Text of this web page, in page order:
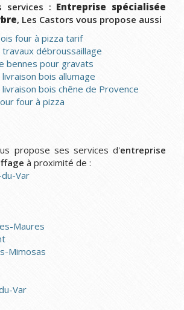
services : Entreprise spécialisée
, Les Castors vous propose aussi
four à pizza tarif
débroussaillage
bennes pour gravats
bois allumage
bois chêne de Provence
four à pizza
propose ses services d'entreprise
à proximité de :
Var
Maures
Mimosas
Var